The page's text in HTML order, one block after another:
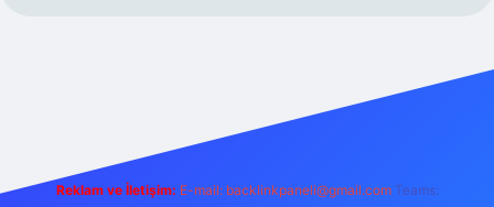
Reklam ve İletişim: E-mail: backlinkpaneli@gmail.com Teams: